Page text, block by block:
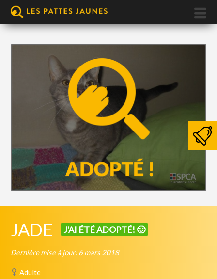
JADE J'AI ÉTÉ ADOPTÉ! 🙂
Dernière mise à jour: 6 mars 2018
Adulte